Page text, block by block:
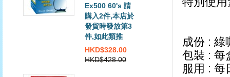
Ex500 60's 請
購入2件,本店於
發貨時發放第3
件,如此類推
HKD$328.00
HKD$428.00
成份 : 綠
包裝 : 每
服用 : 每